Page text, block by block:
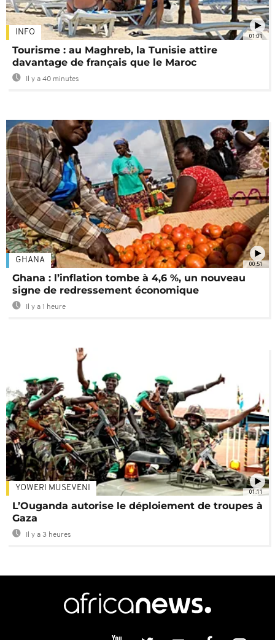
01:01
INFO
Tourisme : au Maghreb, la Tunisie attire
davantage de français que le Maroc
Il y a 40 minutes
00:51
GHANA
Ghana : l’inflation tombe à 4,6 %, un nouveau
signe de redressement économique
Il y a 1 heure
01:11
YOWERI MUSEVENI
L’Ouganda autorise le déploiement de troupes à
Gaza
Il y a 3 heures